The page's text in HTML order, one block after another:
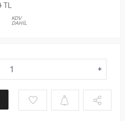
TL
KDV
DAHİL